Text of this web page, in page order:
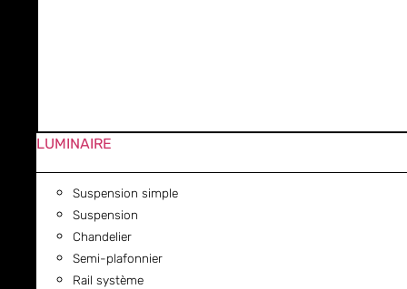
LUMINAIRE
Suspension simple
Suspension
Chandelier
Semi-plafonnier
Rail système